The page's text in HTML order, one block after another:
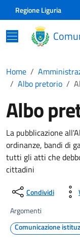
Skip to main content
Comune di Sarzana
Regione Liguria
Home
Albo pretorio
Albo
La pubblicazione
ordinanze, bandi di
tutti gli atti che
cittadini
Condividi
Argomenti
Comunicazione